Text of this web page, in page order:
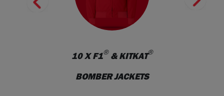
10 X F1®& KITKAT®
BOMBER JACKETS